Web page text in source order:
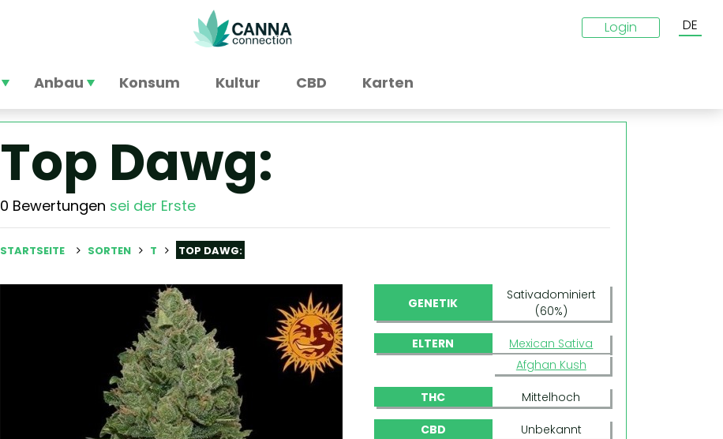
Login DE
Anbau Konsum Kultur CBD Karten
Top Dawg:
0 Bewertungen sei der Erste
STARTSEITE SORTEN T TOP DAWG:
GENETIK
Sativadominiert
(60%)
ELTERN
Mexican Sativa
Afghan Kush
THC Mittelhoch
CBD Unbekannt